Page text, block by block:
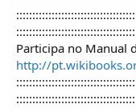
Participa no Manual
http://